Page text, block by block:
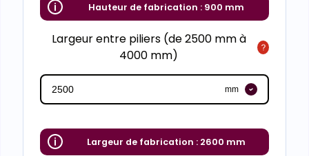
Hauteur de fabrication : 900 mm
Largeur entre piliers (de 2500 mm à
4000 mm)
mm
Largeur de fabrication : 2600 mm